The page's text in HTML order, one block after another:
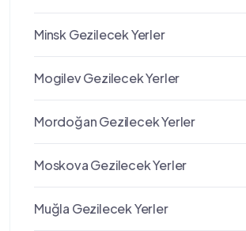
Minsk Gezilecek Yerler
Mogilev Gezilecek Yerler
Mordoğan Gezilecek Yerler
Moskova Gezilecek Yerler
Muğla Gezilecek Yerler